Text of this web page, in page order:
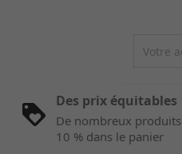
Des prix équitables
De nombreux
10 % dans le panier